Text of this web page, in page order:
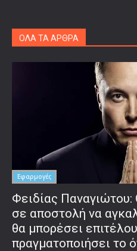
ΟΛΑ ΤΑ ΑΡΘΡΑ
Εφαρμογές
Φειδίας
σε αποστολή να
θα μπορέσει
πραγματοποιήσει το